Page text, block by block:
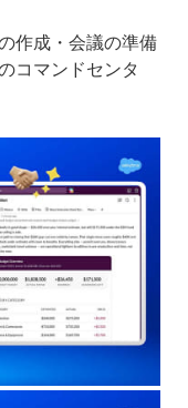
作成・会議の準備
コマンドセンタ